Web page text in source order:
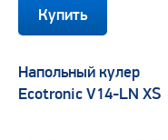
Напольный кулер
Ecotronic V14-LN XS